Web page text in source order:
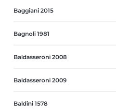
Baggiani 2015
Bagnoli 1981
Baldasseroni 2008
Baldasseroni 2009
Baldini 1578